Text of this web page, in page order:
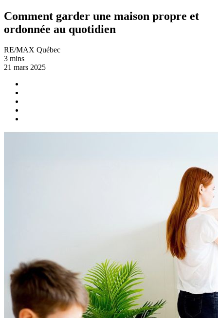
Comment garder une maison propre et
ordonnée au quotidien
RE/MAX Québec
3 mins
21 mars 2025